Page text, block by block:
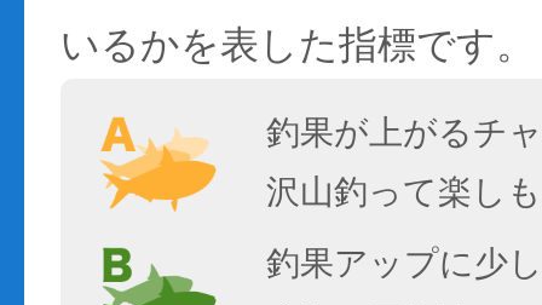
いるかを表した指標です。
釣果が上がるチ
沢山釣って楽し
釣果アップに少